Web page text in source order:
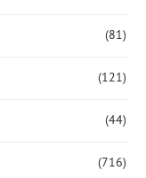
(81)
(121)
(44)
(716)